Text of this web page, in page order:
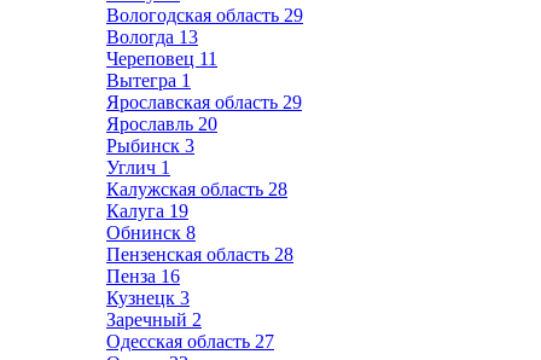
Вологодская область 29
Вологда 13
Череповец 11
Вытегра 1
Ярославская область 29
Ярославль 20
Рыбинск 3
Углич 1
Калужская область 28
Калуга 19
Обнинск 8
Пензенская область 28
Пенза 16
Кузнецк 3
Заречный 2
Одесская область 27